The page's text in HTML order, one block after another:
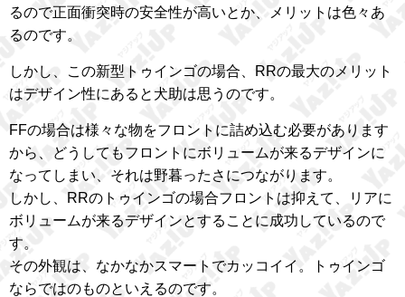
るので正面衝突時の安全性が高いとか、メリットは色々あ
るのです。
しかし、この新型トゥインゴの場合、RRの最大のメリット
はデザイン性にあると犬助は思うのです。
FFの場合は様々な物をフロントに詰め込む必要があります
から、どうしてもフロントにボリュームが来るデザインに
なってしまい、それは野暮ったさにつながります。
しかし、RRのトゥインゴの場合フロントは抑えて、リアに
ボリュームが来るデザインとすることに成功しているので
す。
その外観は、なかなかスマートでカッコイイ。トゥインゴ
ならではのものといえるのです。